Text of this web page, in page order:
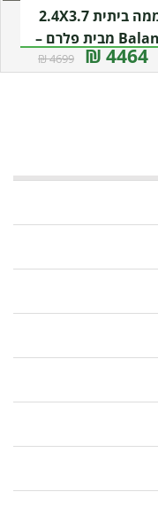
חממה ביתית 2.4X3.7
Balance מבית פלרם –
Canopia
4464 ₪
4699 ₪